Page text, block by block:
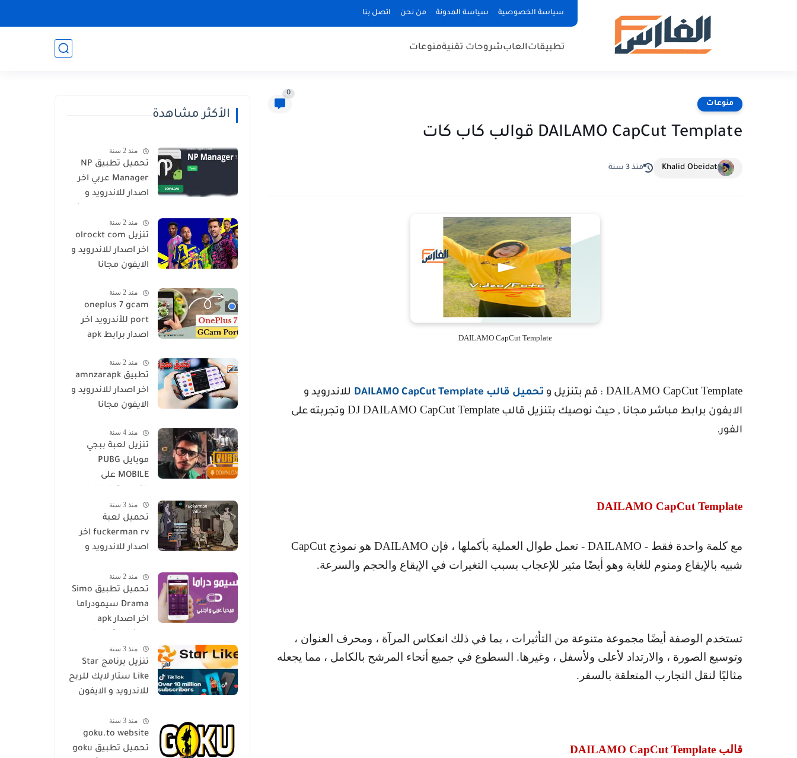
سياسة الخصوصية سياسة المدونة من نحن اتصل بنا
تطبيقاتالعابشروحات تقنيةمنوعات
منوعات
0
DAILAMO CapCut Template قوالب كاب كات
Khalid Obeidat منذ 3 سنة
DAILAMO CapCut Template
DAILAMO CapCut Template : قم بتنزيل و تحميل قالب DAILAMO CapCut Template للاندرويد و
الايفون برابط مباشر مجانا , حيث نوصيك بتنزيل قالب DJ DAILAMO CapCut Template وتجربته على
الفور.
DAILAMO CapCut Template
مع كلمة واحدة فقط - DAILAMO - تعمل طوال العملية بأكملها ، فإن DAILAMO هو نموذج CapCut
شبيه بالإيقاع ومنوم للغاية وهو أيضًا مثير للإعجاب بسبب التغيرات في الإيقاع والحجم والسرعة.
تستخدم الوصفة أيضًا مجموعة متنوعة من التأثيرات ، بما في ذلك انعكاس المرآة ، ومحرف العنوان ،
وتوسيع الصورة ، والارتداد لأعلى ولأسفل ، وغيرها. السطوع في جميع أنحاء المرشح بالكامل ، مما يجعله
مثاليًا لنقل التجارب المتعلقة بالسفر.
قالب DAILAMO CapCut Template
الأكثر مشاهدة
منذ 2 سنة
تحميل تطبيق NP
Manager عربي اخر
اصدار للاندرويد و
منذ 2 سنة
تنزيل olrockt com
اخر اصدار للاندرويد و
الايفون مجانا
منذ 2 سنة
oneplus 7 gcam
port للأندرويد اخر
اصدار برابط apk
منذ 2 سنة
تطبيق amnzarapk
اخر اصدار للاندرويد و
الايفون مجانا
منذ 4 سنة
تنزيل لعبة ببجي
موبايل PUBG
MOBILE على
توب مجانا
منذ 3 سنة
تحميل لعبة
fuckerman rv اخر
اصدار للاندرويد و
منذ 2 سنة
تحميل تطبيق Simo
Drama سيمودراما
اخر اصدار apk
العالمية مجانا
منذ 3 سنة
تنزيل برنامج Star
Like ستار لايك للربح
للاندرويد و الايفون
منذ 3 سنة
goku.to website
تحميل تطبيق goku